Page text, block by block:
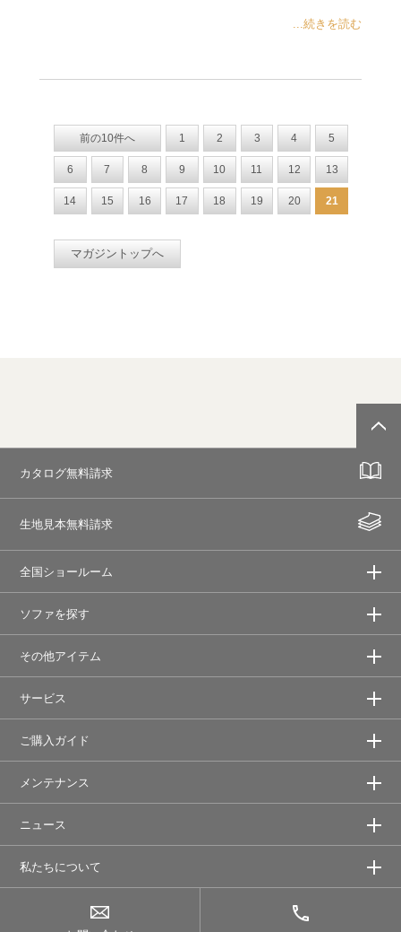
...続きを読む
前の10件へ 1 2 3 4 5
6 7 8 9 10 11 12 13
14 15 16 17 18 19 20 21
マガジントップへ
カタログ無料請求
生地見本無料請求
全国ショールーム
ソファを探す
その他アイテム
サービス
ご購入ガイド
メンテナンス
ニュース
私たちについて